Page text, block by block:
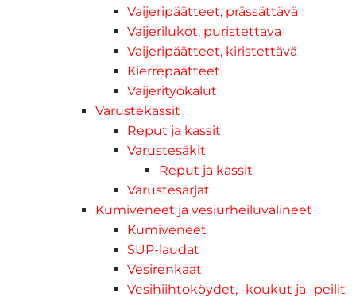
Vaijeripäätteet, prässättävä
Vaijerilukot, puristettava
Vaijeripäätteet, kiristettävä
Kierrepäätteet
Vaijerityökalut
Varustekassit
Reput ja kassit
Varustesäkit
Reput ja kassit
Varustesarjat
Kumiveneet ja vesiurheiluvälineet
Kumiveneet
SUP-laudat
Vesirenkaat
Vesihiihtoköydet, -koukut ja -peilit